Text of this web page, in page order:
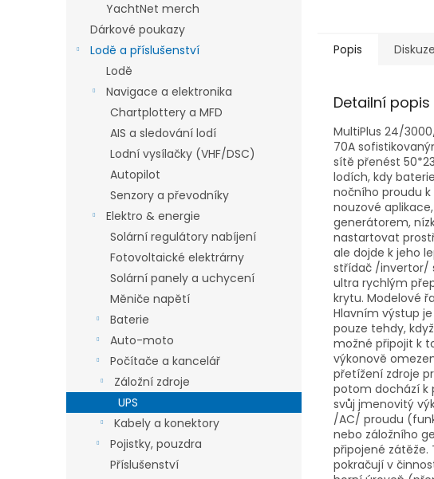
YachtNet merch
Dárkové poukazy
Lodě a příslušenství
Lodě
Navigace a elektronika
Chartplottery a MFD
AIS a sledování lodí
Lodní vysílačky (VHF/DSC)
Autopilot
Senzory a převodníky
Elektro & energie
Solární regulátory nabíjení
Fotovoltaické elektrárny
Solární panely a uchycení
Měniče napětí
Baterie
Auto-moto
Počítače a kancelář
Záložní zdroje
UPS
Kabely a konektory
Pojistky, pouzdra
Příslušenství
Popis Diskuze
Detailní
MultiPlus 24/
70A
sítě přenést
lodích, kdy
nočního proudu
nouzové
generátorem,
nastartovat
ale dojde k jeho
střídač /invertor/
ultra rychlým
krytu. Modelové
Hlavním výstup
pouze tehdy,
možné připojit k
výkonově
přetížení zdroje
potom dochází k
svůj jmenovitý
/AC/ proudu
nebo záložního
připojené
pokračují v